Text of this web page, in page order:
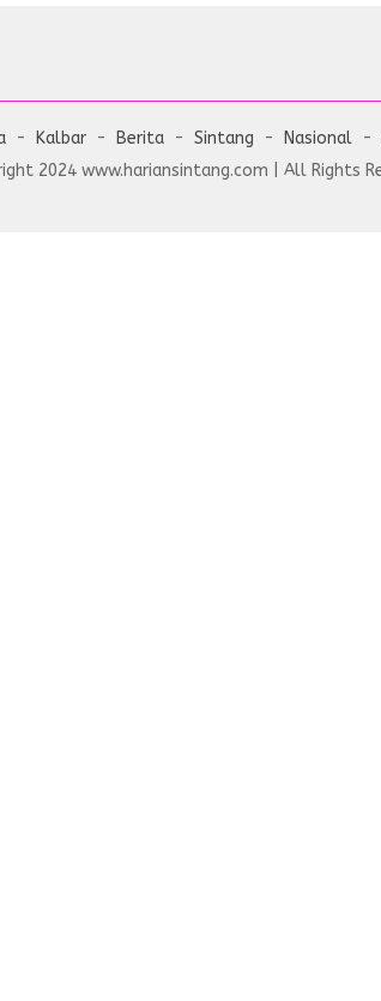
Kalbar Berita Sintang Nasional
2024 www.hariansintang.com | All Rights